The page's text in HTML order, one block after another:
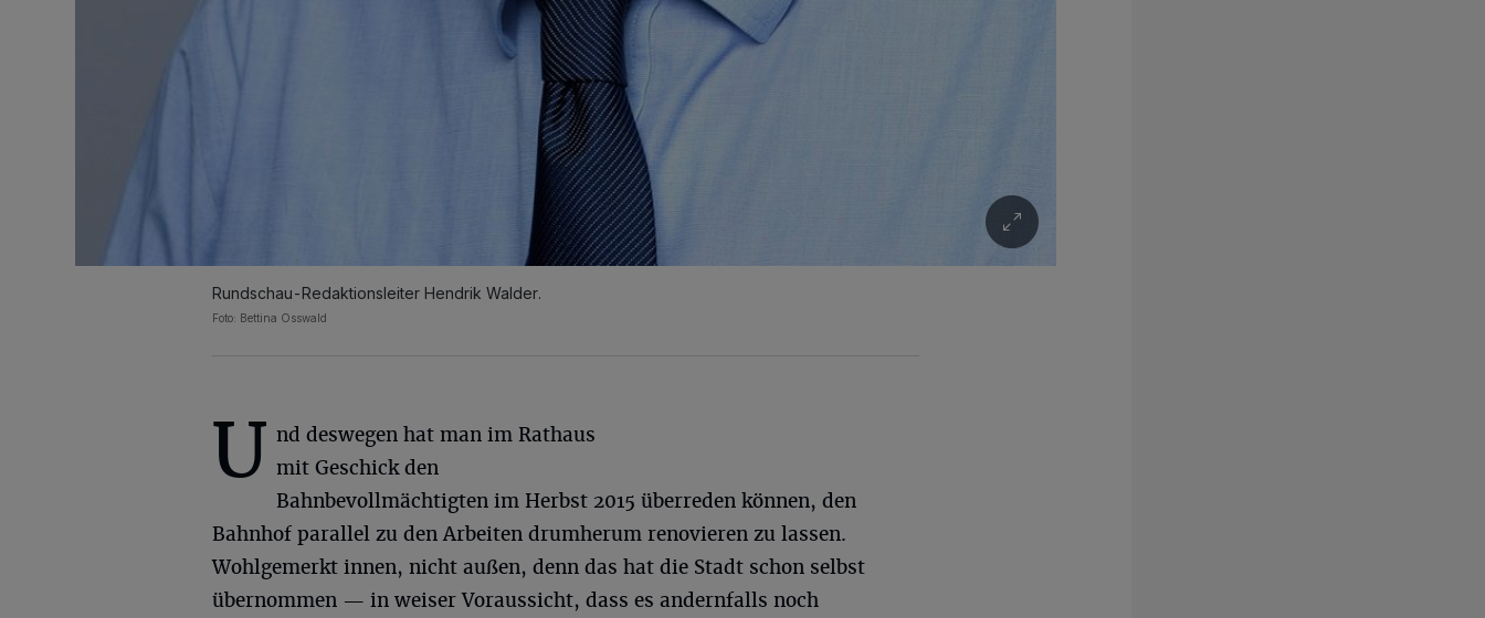
Rundschau-Redaktionsleiter Hendrik Walder.
Foto: Bettina Osswald
U nd deswegen hat man im Rathaus
mit Geschick den
Bahnbevollmächtigten im Herbst 2015 überreden können, den
Bahnhof parallel zu den Arbeiten drumherum renovieren zu lassen.
Wohlgemerkt innen, nicht außen, denn das hat die Stadt schon selbst
übernommen — in weiser Voraussicht, dass es andernfalls noch